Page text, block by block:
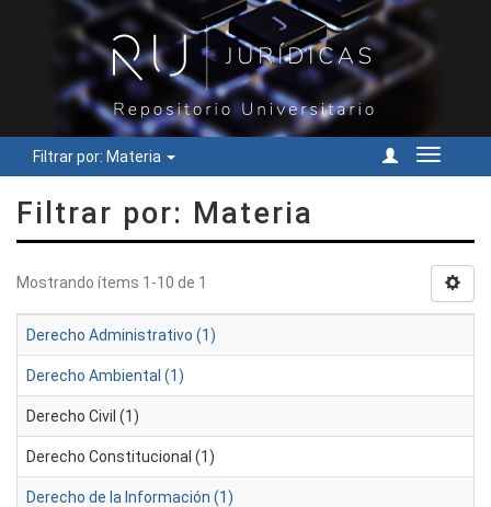
Filtrar por: Materia
Cambiar
Filtrar por: Materia
Mostrando ítems 1-10 de 1
Derecho Administrativo (1)
Derecho Ambiental (1)
Derecho Civil (1)
Derecho Constitucional (1)
Derecho de la Información (1)